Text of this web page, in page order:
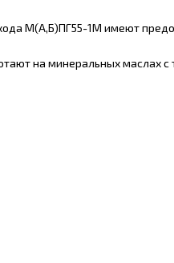
М(А,Б)ПГ55-1М имеют
на минеральных маслах